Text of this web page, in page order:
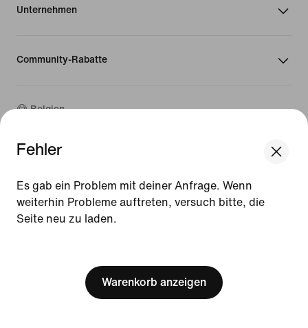
Update your location?
Belgien
Fehler
Es gab ein Problem mit deiner Anfrage. Wenn
weiterhin Probleme auftreten, versuch bitte, die
Seite neu zu laden.
Warenkorb anzeigen
Unternehmen
Community-Rabatte
Belgien
© 2026Nike, Inc. Alle Rechte vorbehalten
Nutzungsbedingungen
Verkaufsbedingungen
Impressum